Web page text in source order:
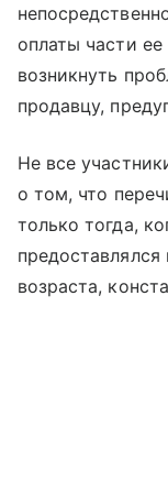
оплаты части
возникнуть
продавцу,
Не все
о том, что
только тогда,
предоставлялся
возраста,